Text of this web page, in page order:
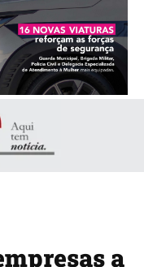
a